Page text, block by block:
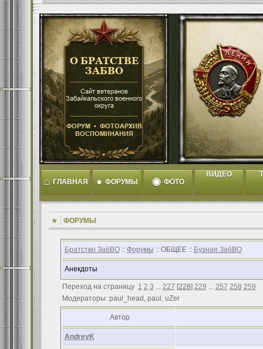
⌂ ГЛАВНАЯ ● ФОРУМЫ ◉ ФОТО
ВИДЕО
ФОРУМЫ
Братство ЗабВО:: Форумы :: ОБЩЕЕ :: Бузная ЗабВО
Анекдоты
Переход на страницу 1 2 3 ... 227 [228] 229 ... 257 258 259
Модераторы: paul_head, paul, uZer
Автор
AndreyK